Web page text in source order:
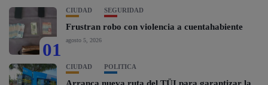
01
CIUDAD SEGURIDAD
Frustran robo con violencia a cuentahabiente
agosto 5, 2026
CIUDAD POLÍTICA